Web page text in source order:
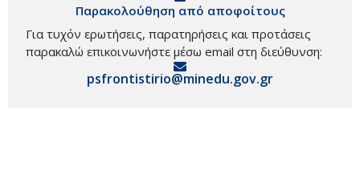
Παρακολούθηση από αποφοίτους
Για τυχόν ερωτήσεις, παρατηρήσεις και προτάσεις
παρακαλώ επικοινωνήστε μέσω email στη διεύθυνση:
psfrontistirio@minedu.gov.gr